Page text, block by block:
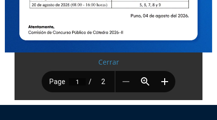
Cerrar